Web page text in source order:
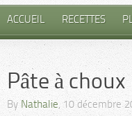
ACCUEIL RECETTES
Pâte à choux
By Nathalie, 10 décembre